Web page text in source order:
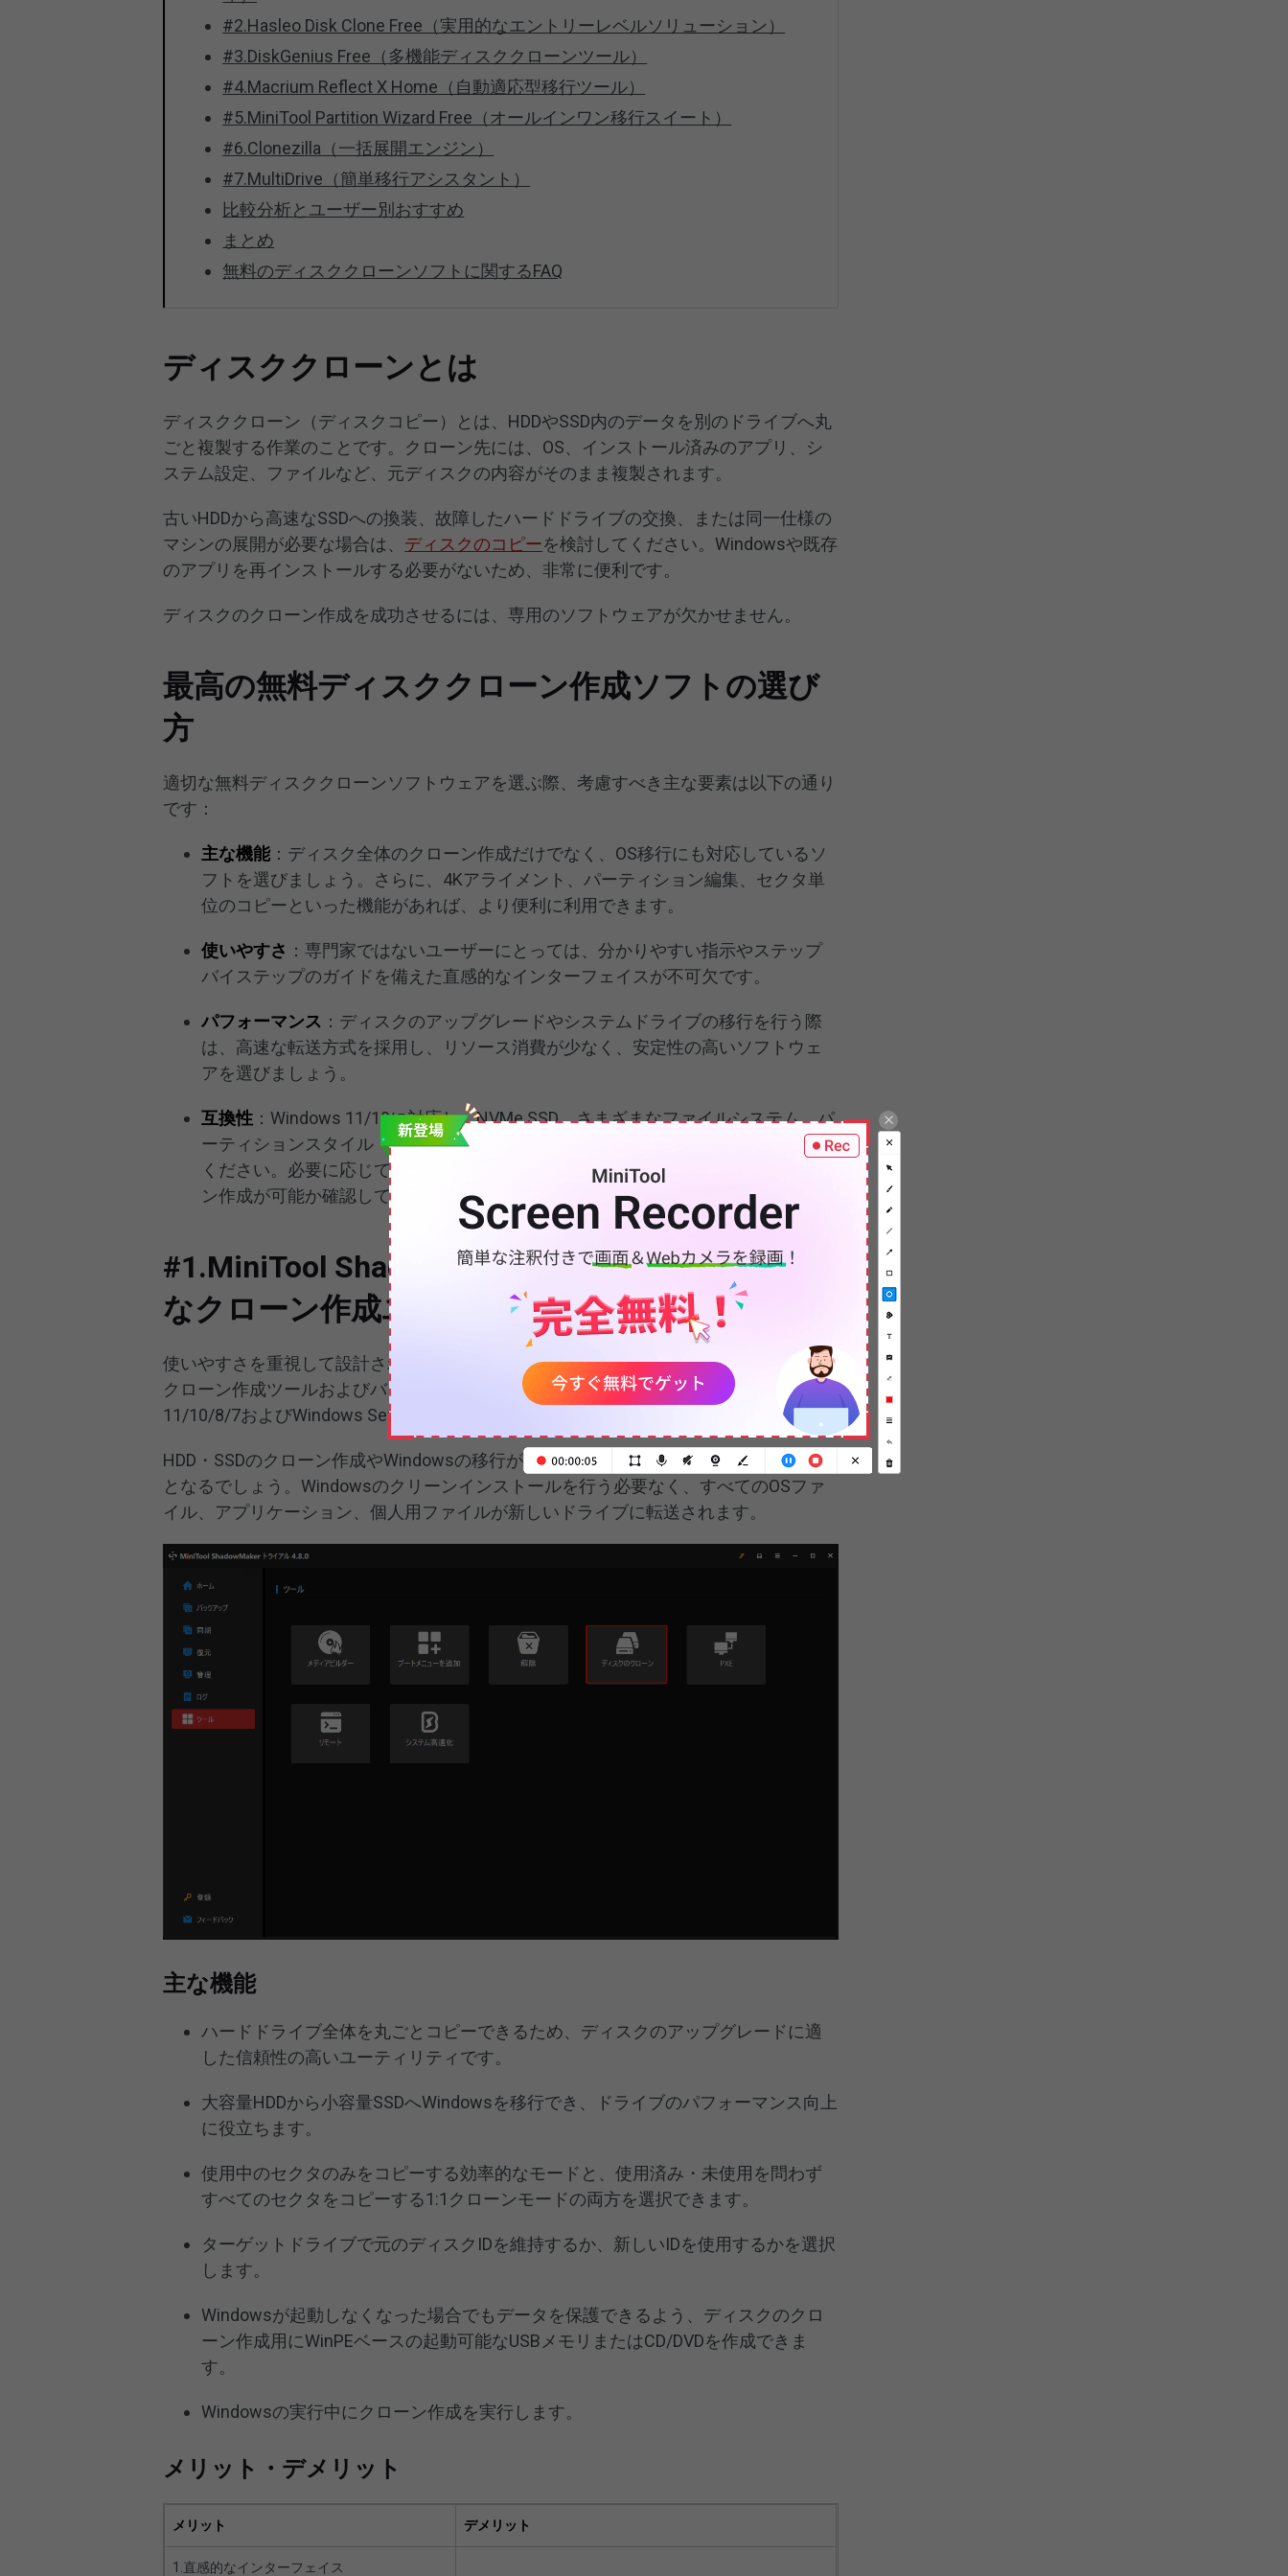
#2.Hasleo Disk Clone Free（実用的なエントリーレベルソリューション）
#3.DiskGenius Free（多機能ディスククローンツール）
#4.Macrium Reflect X Home（自動適応型移行ツール）
#5.MiniTool Partition Wizard Free（オールインワン移行スイート）
#6.Clonezilla（一括展開エンジン）
#7.MultiDrive（簡単移行アシスタント）
比較分析とユーザー別おすすめ
まとめ
無料のディスククローンソフトに関するFAQ
ディスククローンとは
ディスククローン（ディスクコピー）とは、HDDやSSD内のデータを別のドライブへ丸
ごと複製する作業のことです。クローン先には、OS、インストール済みのアプリ、シ
ステム設定、ファイルなど、元ディスクの内容がそのまま複製されます。
古いHDDから高速なSSDへの換装、故障したハードドライブの交換、または同一仕様の
マシンの展開が必要な場合は、 ディスクのコピーを検討してください。Windowsや既存
のアプリを再インストールする必要がないため、非常に便利です。
ディスクのクローン作成を成功させるには、専用のソフトウェアが欠かせません。
最高の無料ディスククローン作成ソフトの選び
方
適切な無料ディスククローンソフトウェアを選ぶ際、考慮すべき主な要素は以下の通り
です：
主な機能：ディスク全体のクローン作成だけでなく、OS移行にも対応しているソ
フトを選びましょう。さらに、4Kアライメント、パーティション編集、セクタ単
位のコピーといった機能があれば、より便利に利用できます。
使いやすさ ：専門家ではないユーザーにとっては、分かりやすい指示やステップ
バイステップのガイドを備えた直感的なインターフェイスが不可欠です。
パフォーマンス ：ディスクのアップグレードやシステムドライブの移行を行う際
は、高速な転送方式を採用し、リソース消費が少なく、安定性の高いソフトウェ
アを選びましょう。
互換性 ：Windows 11/10に対応し、NVMe SSD、さまざまなファイルシステム、パ
ーティションスタイル（MBRおよびGPT）を処理できるクローンソフトを使って
ください。必要に応じて、容量の大きいドライブから容量の小さいSSDへのクロー
ン作成が可能か確認してください。
#1.MiniTool ShadowMaker Trial Edition（直感的
なクローン作成ユーティリティ）
使いやすさを重視して設計された MiniTool ShadowMakerTrialは、直感的に操作できる
クローン作成ツールおよびバックアップ・復元ツールとして利用できます。Windows
11/10/8/7およびWindows Server 2025/2022/2019/2016に対応しています。
HDD・SSDのクローン作成やWindowsの移行が必要な初心者にとって、理想的な入り口
となるでしょう。Windowsのクリーンインストールを行う必要なく、すべてのOSファ
イル、アプリケーション、個人用ファイルが新しいドライブに転送されます。
主な機能
ハードドライブ全体を丸ごとコピーできるため、ディスクのアップグレードに適
した信頼性の高いユーティリティです。
大容量HDDから小容量SSDへWindowsを移行でき、ドライブのパフォーマンス向上
に役立ちます。
使用中のセクタのみをコピーする効率的なモードと、使用済み・未使用を問わず
すべてのセクタをコピーする1:1クローンモードの両方を選択できます。
ターゲットドライブで元のディスクIDを維持するか、新しいIDを使用するかを選択
します。
Windowsが起動しなくなった場合でもデータを保護できるよう、ディスクのクロ
ーン作成用にWinPEベースの起動可能なUSBメモリまたはCD/DVDを作成できま
す。
Windowsの実行中にクローン作成を実行します。
メリット・デメリット
メリット デメリット
1.直感的なインターフェイス